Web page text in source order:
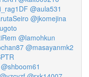
@aula531
@jkomejina
@lamohkun
@masayanmk2
@shboom61